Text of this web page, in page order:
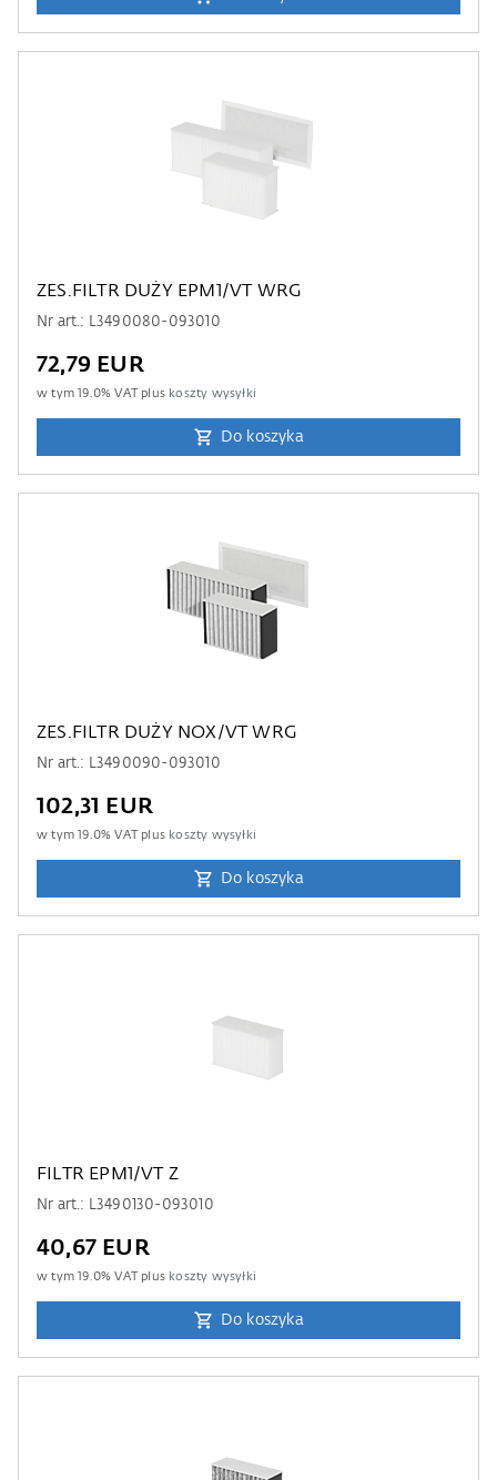
ZES.FILTR DUŻY EPM1/VT WRG
Nr art.: L3490080-093010
72,79 EUR
w tym19.0% VAT plus koszty wysyłki
Do koszyka
ZES.FILTR DUŻY NOX/VT WRG
Nr art.: L3490090-093010
102,31 EUR
w tym19.0% VAT plus koszty wysyłki
Do koszyka
FILTR EPM1/VT Z
Nr art.: L3490130-093010
40,67 EUR
w tym19.0% VAT plus koszty wysyłki
Do koszyka